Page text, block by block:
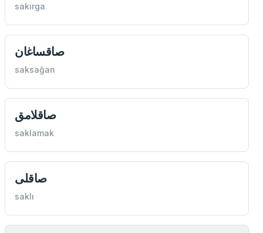
sakırga
صاقساغان
saksağan
صاقلامق
saklamak
صاقلی
saklı